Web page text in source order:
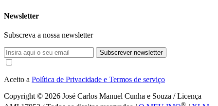
Newsletter
Subscreva a nossa newsletter
Subscrever newsletter
Aceito a Política de Privacidade e Termos de serviço
Copyright © 2026 José Carlos Manuel Cunha e Souza / Licença
®